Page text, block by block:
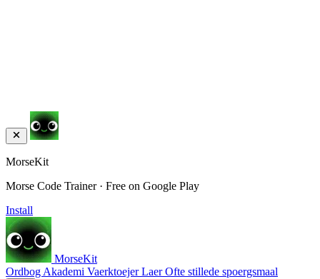
MorseKit
Morse Code Trainer · Free on Google Play
Install
MorseKit
Ordbog Akademi VaerktoejerLaerOfte stillede spoergsmaal